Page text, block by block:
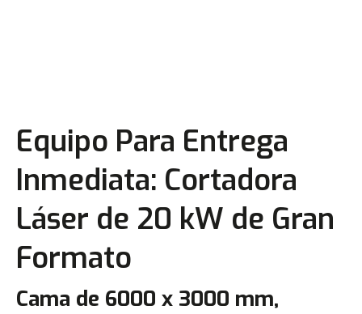
Equipo Para Entrega
Inmediata: Cortadora
Láser de 20 kW de Gran
Formato
Cama de 6000 x 3000 mm,